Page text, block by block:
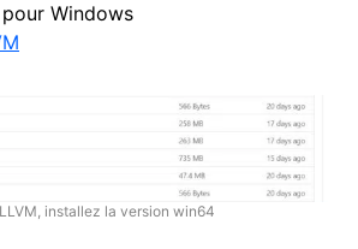
pour Windows
installez la version win64